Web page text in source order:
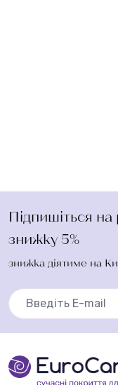
Підпишіться
знижку 5%
знижка діятиме на